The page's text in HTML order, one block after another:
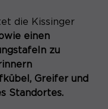
die Kissinger
einen
zu
Greifer und
Standortes.